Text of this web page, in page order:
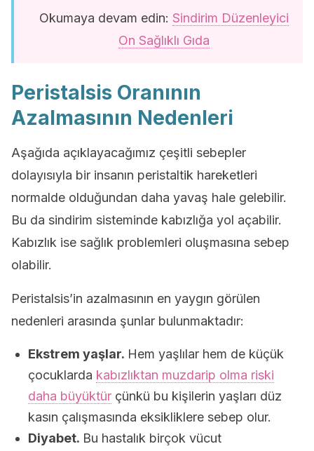
Okumaya devam edin: Sindirim Düzenleyici
On Sağlıklı Gıda
Peristalsis Oranının
Azalmasının Nedenleri
Aşağıda açıklayacağımız çeşitli sebepler
dolayısıyla bir insanın peristaltik hareketleri
normalde olduğundan daha yavaş hale gelebilir.
Bu da sindirim sisteminde kabızlığa yol açabilir.
Kabızlık ise sağlık problemleri oluşmasına sebep
olabilir.
Peristalsis’in azalmasının en yaygın görülen
nedenleri arasında şunlar bulunmaktadır:
Ekstrem yaşlar. Hem yaşlılar hem de küçük
çocuklarda kabızlıktan muzdarip olma riski
daha büyüktür çünkü bu kişilerin yaşları düz
kasın çalışmasında eksikliklere sebep olur.
Diyabet. Bu hastalık birçok vücut